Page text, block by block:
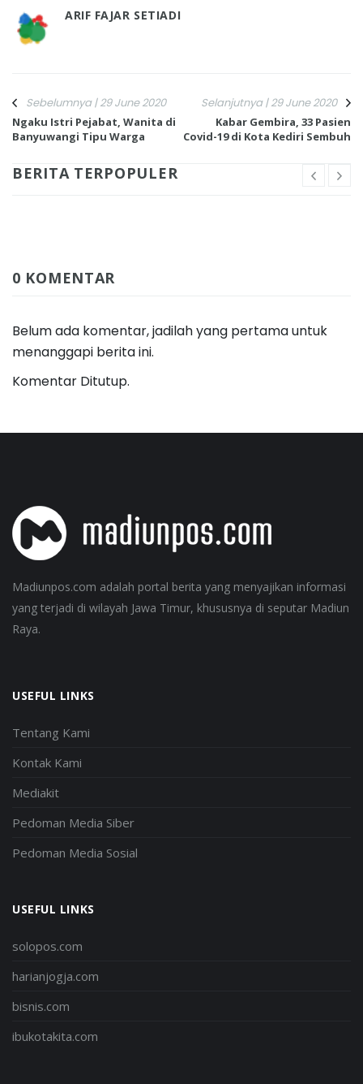
ARIF FAJAR SETIADI
Sebelumnya | 29 June 2020
Ngaku Istri Pejabat, Wanita di
Banyuwangi Tipu Warga
Selanjutnya | 29 June 2020
Kabar Gembira, 33 Pasien
Covid-19 di Kota Kediri Sembuh
BERITA TERPOPULER
0 KOMENTAR
Belum ada komentar, jadilah yang pertama untuk
menanggapi berita ini.
Komentar Ditutup.
Madiunpos.com adalah portal berita yang menyajikan informasi
yang terjadi di wilayah Jawa Timur, khususnya di seputar Madiun
Raya.
USEFUL LINKS
Tentang Kami
Kontak Kami
Mediakit
Pedoman Media Siber
Pedoman Media Sosial
USEFUL LINKS
solopos.com
harianjogja.com
bisnis.com
ibukotakita.com